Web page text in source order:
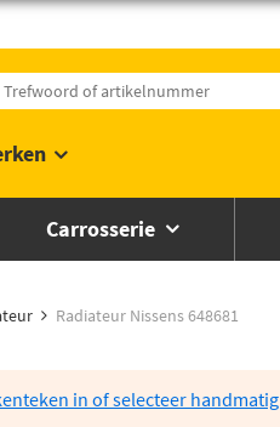
Carrosserie
Radiateur Nissens 648681
in of selecteer handmatig